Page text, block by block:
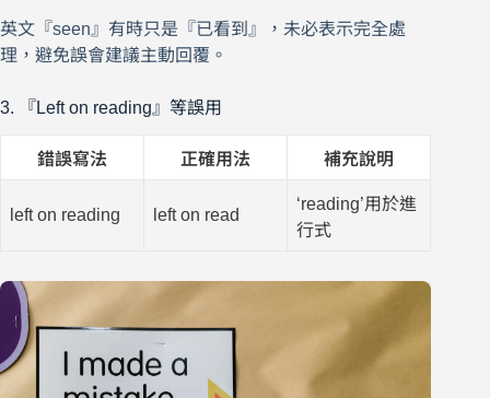
英文『seen』有時只是『已看到』，未必表示完全處
理，避免誤會建議主動回覆。
3. 『Left on reading』等誤用
錯誤寫法 正確用法 補充說明
left on reading left on read
‘reading’用於進
行式